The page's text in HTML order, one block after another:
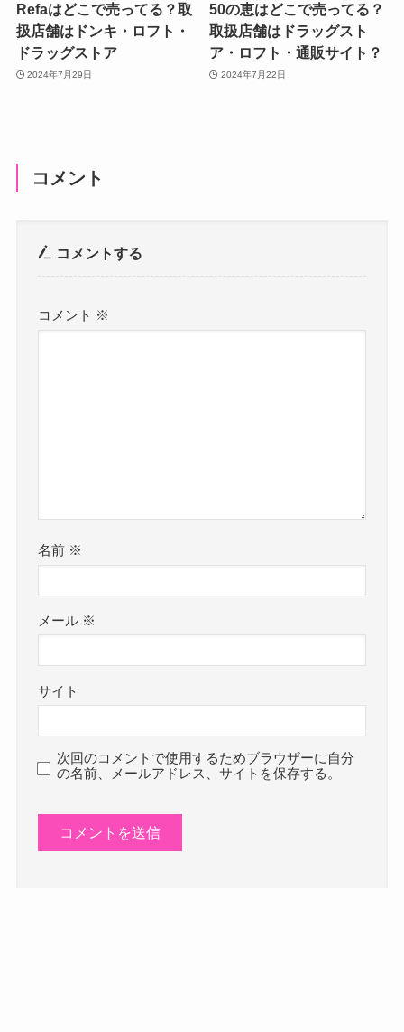
Refaはどこで売ってる？取
扱店舗はドンキ・ロフト・
ドラッグストア
2024年7月29日
50の恵はどこで売ってる？
取扱店舗はドラッグスト
ア・ロフト・通販サイト？
2024年7月22日
コメント
コメントする
コメント ※
名前 ※
メール ※
サイト
次回のコメントで使用するためブラウザーに自分
の名前、メールアドレス、サイトを保存する。